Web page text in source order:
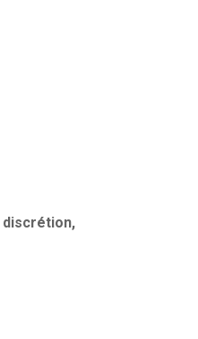
discrétion,